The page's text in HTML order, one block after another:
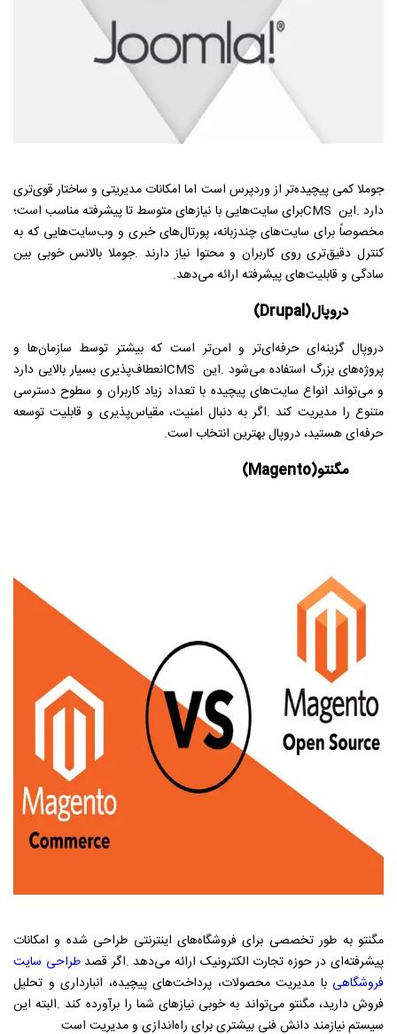
جوملا کمی پیچیده‌تر از وردپرس است اما امکانات مدیریتی و ساختار قوی‌تری
دارد.این CMSبرای سایت‌هایی با نیازهای متوسط تا پیشرفته مناسب است؛
مخصوصاً برای سایت‌های چندزبانه، پورتال‌های خبری و وب‌سایت‌هایی که به
کنترل دقیق‌تری روی کاربران و محتوا نیاز دارند .جوملا بالانس خوبی بین
سادگی و قابلیت‌های پیشرفته ارائه می‌دهد.
دروپال(Drupal)
دروپال گزینه‌ای حرفه‌ای‌تر و امن‌تر است که بیشتر توسط سازمان‌ها و
پروژه‌های بزرگ استفاده می‌شود.این CMSانعطاف‌پذیری بسیار بالایی دارد
و می‌تواند انواع سایت‌های پیچیده با تعداد زیاد کاربران و سطوح دسترسی
متنوع را مدیریت کند .اگر به دنبال امنیت، مقیاس‌پذیری و قابلیت توسعه
حرفه‌ای هستید، دروپال بهترین انتخاب است.
مگنتو(Magento)
مگنتو به طور تخصصی برای فروشگاه‌های اینترنتی طراحی شده و امکانات
پیشرفته‌ای در حوزه تجارت الکترونیک ارائه می‌دهد .اگر قصدطراحی سایت
فروشگاهی با مدیریت محصولات، پرداخت‌های پیچیده، انبارداری و تحلیل
فروش دارید، مگنتو می‌تواند به خوبی نیازهای شما را برآورده کند .البته این
سیستم نیازمند دانش فنی بیشتری برای راه‌اندازی و مدیریت است